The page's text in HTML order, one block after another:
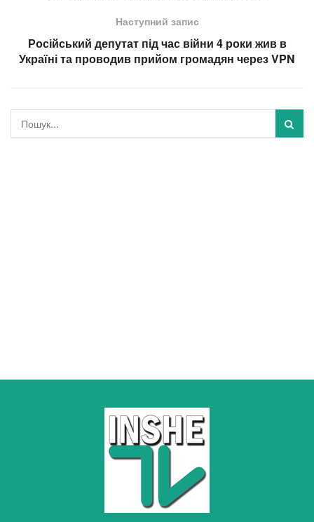
Наступний запис
Російський депутат під час війни 4 роки жив в
Україні та проводив прийом громадян через VPN